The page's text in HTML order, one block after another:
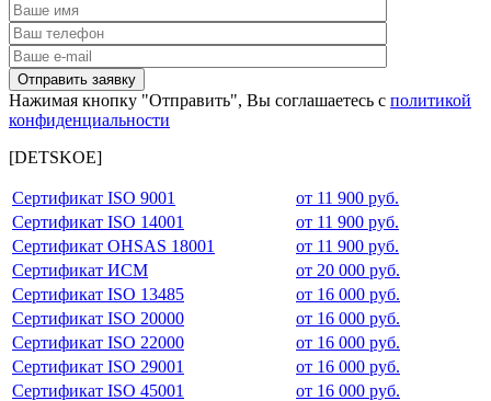
Нажимая кнопку "Отправить", Вы соглашаетесь с политикой
конфиденциальности
[DETSKOE]
Сертификат ISO 9001
от 11 900 руб.
Сертификат ISO 14001
от 11 900 руб.
Сертификат OHSAS 18001
от 11 900 руб.
Сертификат ИСМ
от 20 000 руб.
Сертификат ISO 13485
от 16 000 руб.
Сертификат ISO 20000
от 16 000 руб.
Сертификат ISO 22000
от 16 000 руб.
Сертификат ISO 29001
от 16 000 руб.
Сертификат ISO 45001
от 16 000 руб.